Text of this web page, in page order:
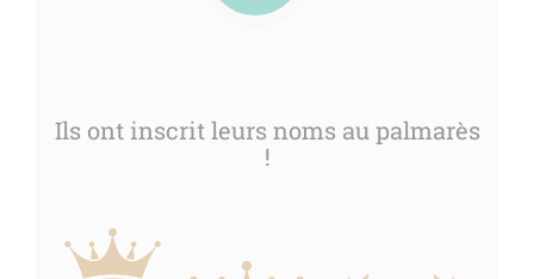
Ils ont inscrit leurs noms au palmarès
!